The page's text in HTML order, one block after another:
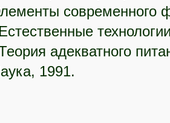
современного
адекватного
1991.